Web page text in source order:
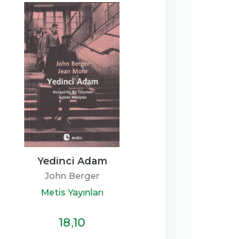
Yedinci Adam
John Berger
Metis Yayınları
18,10